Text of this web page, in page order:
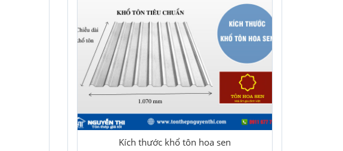
Kích thước khổ tôn hoa sen